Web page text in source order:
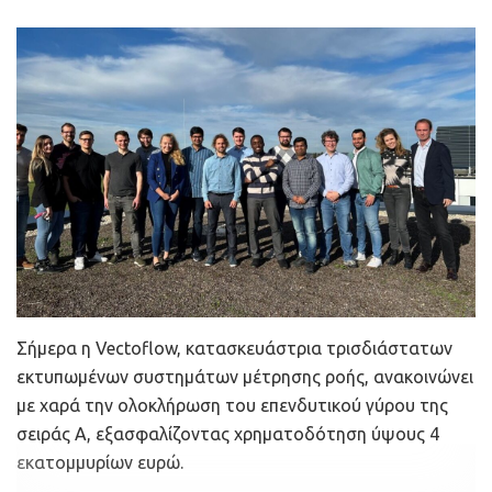
παραγωγής e-μεθανόλης που θα παράγεται από το
διαθέσιμο ανανεώσιμο υδρογόνο και μέρος του
δεσμευόμενου διοξειδίου του άνθρακα, μια από τις
πρώτες μονάδες που θα δημιουργηθούν στην Ευρώπη.
Περαιτέρω, το έργο εντάσσεται κάτω από την ομπρέλα
του στρατηγικού σχεδίου «Blue Med» του Ομίλου Motor
Oil για την ανάπτυξη αλυσίδας αξίας υδρογόνου στην
Ελλάδα, καθώς πλέον, στις παραγόμενες ποσότητες
ανανεώσιμου υδρογόνου από την υπό ανάπτυξη μονάδα
ηλεκτρόλυσης 30MW του υπό υλοποίηση έργου EPHYRA
και τα μέλη του Hydrogen Europe και Hydrogen Europe
Research στο πλαίσιο του Grant Agreement αριθ.
101112220), θα προστεθούν ικανές ποσότητες
υδρογόνου χαμηλού ανθρακικού αποτυπώματος που θα
τηρούν τα προβλεπόμενα όρια του Κανονισμού
Σήμερα η Vectoflow, κατασκευάστρια τρισδιάστατων
εκτυπωμένων συστημάτων μέτρησης ροής, ανακοινώνει
με χαρά την ολοκλήρωση του επενδυτικού γύρου της
σειράς Α, εξασφαλίζοντας χρηματοδότηση ύψους 4
εκατομμυρίων ευρώ.